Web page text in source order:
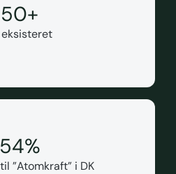
50+
55%
”Atomkraft” i DK